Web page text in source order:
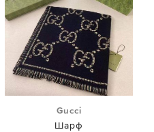
Gucci
Шарф